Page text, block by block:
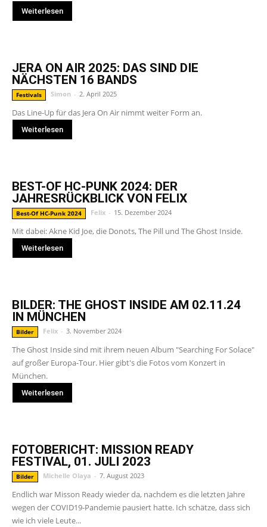
Weiterlesen
JERA ON AIR 2025: DAS SIND DIE
NÄCHSTEN 16 BANDS
Festivals Simon - 2. April 2025
Das Line-Up für das Jera On Air nimmt weiter Form an.
Weiterlesen
BEST-OF HC-PUNK 2024: DER
JAHRESRÜCKBLICK VON FELIX
Best-Of HC-Punk 2024 Felix - 15. Dezember 2024
Mit dabei: Akne Kid Joe, die Donots, The Pill und The Ghost Inside.
Weiterlesen
BILDER: THE GHOST INSIDE AM 02.11.24
IN MÜNCHEN
Bilder Felix - 3. November 2024
The Ghost Inside sind mit ihrem neuen Album "Searching For Solace"
auf großer Europa-Tour. Hier gibt's die Fotos vom Konzert in
München.
Weiterlesen
FOTOBERICHT: MISSION READY
FESTIVAL, 01. JULI 2023
Bilder Michelle Olaya - 7. August 2023
Endlich war Misson Ready wieder da, nachdem es die letzten Jahre
wegen der COVID19-Pandemie pausiert hatte. Ich schätze, dass sich
wie ich viele Leute...